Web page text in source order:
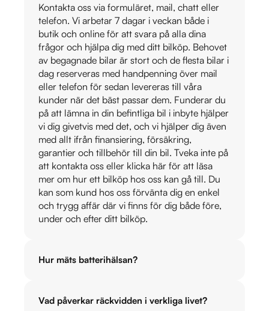
Kontakta oss via formuläret, mail, chatt eller
telefon. Vi arbetar 7 dagar i veckan både i
butik och online för att svara på alla dina
frågor och hjälpa dig med ditt bilköp. Behovet
av begagnade bilar är stort och de flesta bilar i
dag reserveras med handpenning över mail
eller telefon för sedan levereras till våra
kunder när det bäst passar dem. Funderar du
på att lämna in din befintliga bil i inbyte hjälper
vi dig givetvis med det, och vi hjälper dig även
med allt ifrån finansiering, försäkring,
garantier och tillbehör till din bil. Tveka inte på
att kontakta oss eller klicka här för att läsa
mer om hur ett bilköp hos oss kan gå till. Du
kan som kund hos oss förvänta dig en enkel
och trygg affär där vi finns för dig både före,
under och efter ditt bilköp.
Hur mäts batterihälsan?
Vad påverkar räckvidden i verkliga livet?